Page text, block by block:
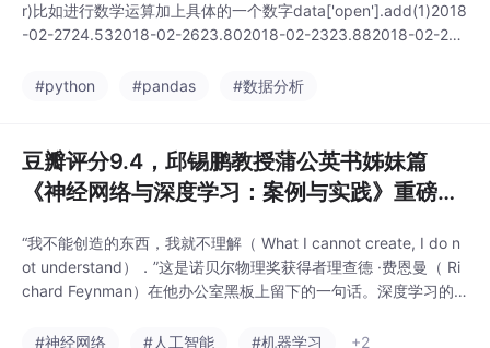
r)比如进行数学运算加上具体的一个数字data['open'].add(1)2018
-02-2724.532018-02-2623.802018-02-2323.882018-02-222
#python
#pandas #数据分析
豆瓣评分9.4，邱锡鹏教授蒲公英书姊妹篇
《神经网络与深度学习：案例与实践》重磅来
“我不能创造的东西，我就不理解（ What I cannot create, I do n
ot understand）．”这是诺贝尔物理奖获得者理查德 ·费恩曼（ Ri
chard Feynman）在他办公室黑板上留下的一句话。深度学习的
《神经网络与深度学习》主要阐述了神经网络与深度学习技术的基
#神经网络 #人工智能 #机器学习 +2